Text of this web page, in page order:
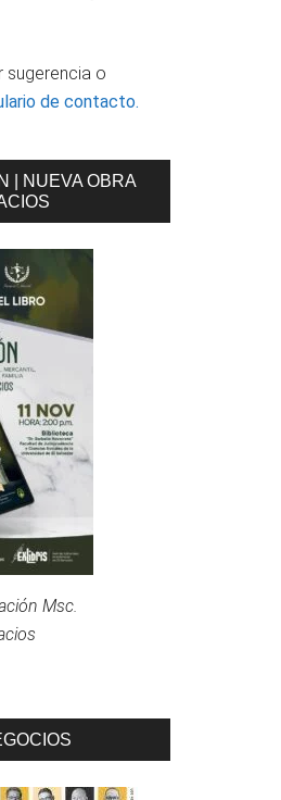
sugerencia o
de contacto.
| NUEVA OBRA
Msc.